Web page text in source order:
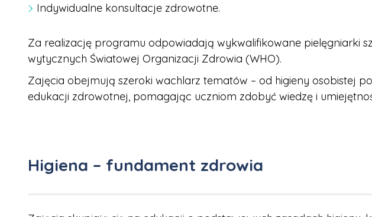
Indywidualne konsultacje zdrowotne.
Za realizację programu odpowiadają wykwalifikowane pielęgniarki
wytycznych Światowej Organizacji Zdrowia (WHO).
Zajęcia obejmują szeroki wachlarz tematów – od higieny osobistej
edukacji zdrowotnej, pomagając uczniom zdobyć wiedzę i
Higiena – fundament zdrowia